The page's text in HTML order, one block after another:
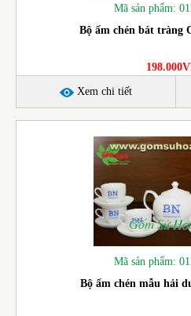
Mã sản phẩm:
Bộ ấm chén bát tràng
Xem chi tiết
Mã sản phẩm:
Bộ ấm chén mẫu hải